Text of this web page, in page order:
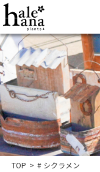
TOP > # シクラメン